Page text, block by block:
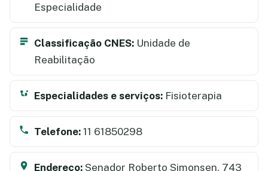
Especialidade
Classificação CNES: Unidade de
Reabilitação
Especialidades e serviços: Fisioterapia
Telefone: 11 61850298
Endereço: Senador Roberto Simonsen, 743